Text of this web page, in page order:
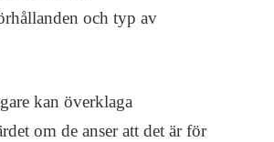
och typ av
kan överklaga
om de anser att det är för